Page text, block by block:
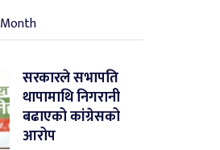
Month
सरकारले सभापति
थापामाथि निगरानी
बढाएको कांग्रेसको
आरोप